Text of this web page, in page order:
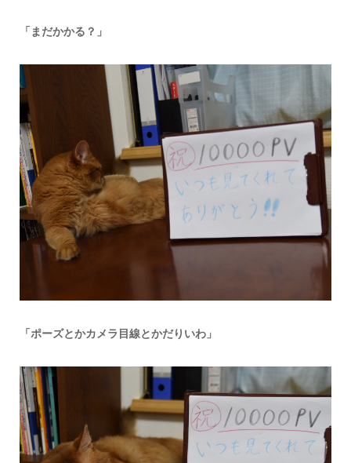
「まだかかる？」
「ポーズとかカメラ目線とかだりいわ」